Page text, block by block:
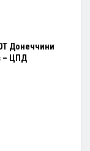
Донеччини
– ЦПД